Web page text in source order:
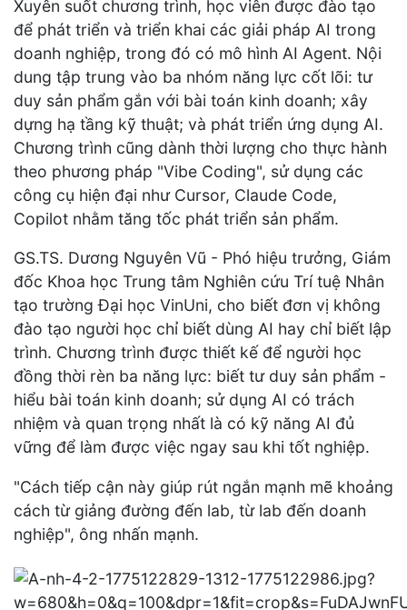
Xuyên suốt chương trình, học viên được đào tạo
để phát triển và triển khai các giải pháp AI trong
doanh nghiệp, trong đó có mô hình AI Agent. Nội
dung tập trung vào ba nhóm năng lực cốt lõi: tư
duy sản phẩm gắn với bài toán kinh doanh; xây
dựng hạ tầng kỹ thuật; và phát triển ứng dụng AI.
Chương trình cũng dành thời lượng cho thực hành
theo phương pháp "Vibe Coding", sử dụng các
công cụ hiện đại như Cursor, Claude Code,
Copilot nhằm tăng tốc phát triển sản phẩm.
GS.TS. Dương Nguyên Vũ - Phó hiệu trưởng, Giám
đốc Khoa học Trung tâm Nghiên cứu Trí tuệ Nhân
tạo trường Đại học VinUni, cho biết đơn vị không
đào tạo người học chỉ biết dùng AI hay chỉ biết lập
trình. Chương trình được thiết kế để người học
đồng thời rèn ba năng lực: biết tư duy sản phẩm -
hiểu bài toán kinh doanh; sử dụng AI có trách
nhiệm và quan trọng nhất là có kỹ năng AI đủ
vững để làm được việc ngay sau khi tốt nghiệp.
"Cách tiếp cận này giúp rút ngắn mạnh mẽ khoảng
cách từ giảng đường đến lab, từ lab đến doanh
nghiệp", ông nhấn mạnh.